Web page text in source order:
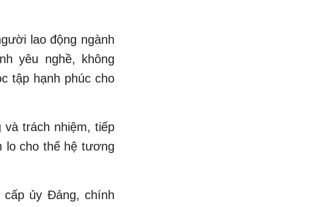
lao động ngành
yêu nghề, không
tập hạnh phúc cho
trách nhiệm, tiếp
lo cho thế hệ tương
ủy Đảng, chính